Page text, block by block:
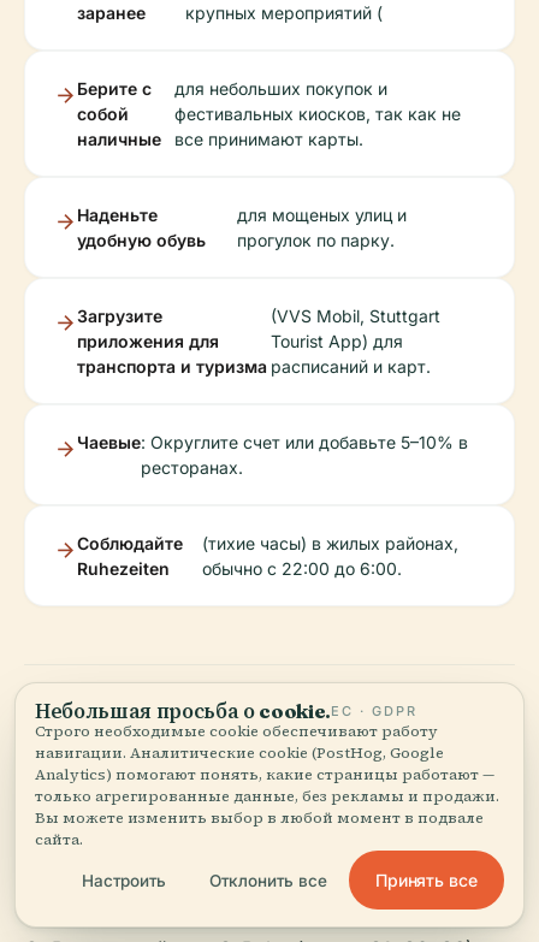
заранее
крупных мероприятий (
Берите с
собой
наличные
для небольших покупок и
фестивальных киосков, так как не
все принимают карты.
Наденьте
удобную обувь
для мощеных улиц и
прогулок по парку.
Загрузите
приложения для
транспорта и туризма
(VVS Mobil, Stuttgart
Tourist App) для
расписаний и карт.
Чаевые: Округлите счет или добавьте 5–10% в
ресторанах.
Соблюдайте
Ruhezeiten
(тихие часы) в жилых районах,
обычно с 22:00 до 6:00.
Часто задаваемые
вопросы (FAQ)
В: Как добраться до Бад-Каннштатта из центра
Небольшая просьба о cookie.ЕС · GDPR
Строго необходимые cookie обеспечивают работу
навигации. Аналитические cookie (PostHog, Google
Analytics) помогают понять, какие страницы работают —
только агрегированные данные, без рекламы и продажи.
Вы можете изменить выбор в любой момент в подвале
сайта.
Настроить Отклонить все Принять все